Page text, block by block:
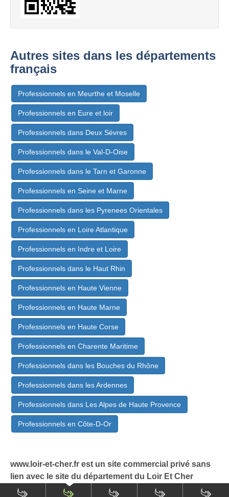
Autres sites dans les départements
français
Professionnels en Meurthe et Moselle
Professionnels en Eure et loir
Professionnels dans Deux Sèvres
Professionnels dans le Val-D-Oise
Professionnels dans le Tarn et Garonne
Professionnels en Seine et Marne
Professionnels dans les Pyrenees Orientales
Professionnels en Loire Atlantique
Professionnels en Indre et Loire
Professionnels dans le Haut Rhin
Professionnels en Haute Vienne
Professionnels en Haute Marne
Professionnels en Haute Corse
Professionnels en Charente Maritime
Professionnels dans les Bouches du Rhône
Professionnels dans les Ardennes
Professionnels dans Les Alpes de Haute Provence
Professionnels en Côte-D-Or
www.loir-et-cher.fr est un site commercial privé sans
lien avec le site du département du Loir Et Cher